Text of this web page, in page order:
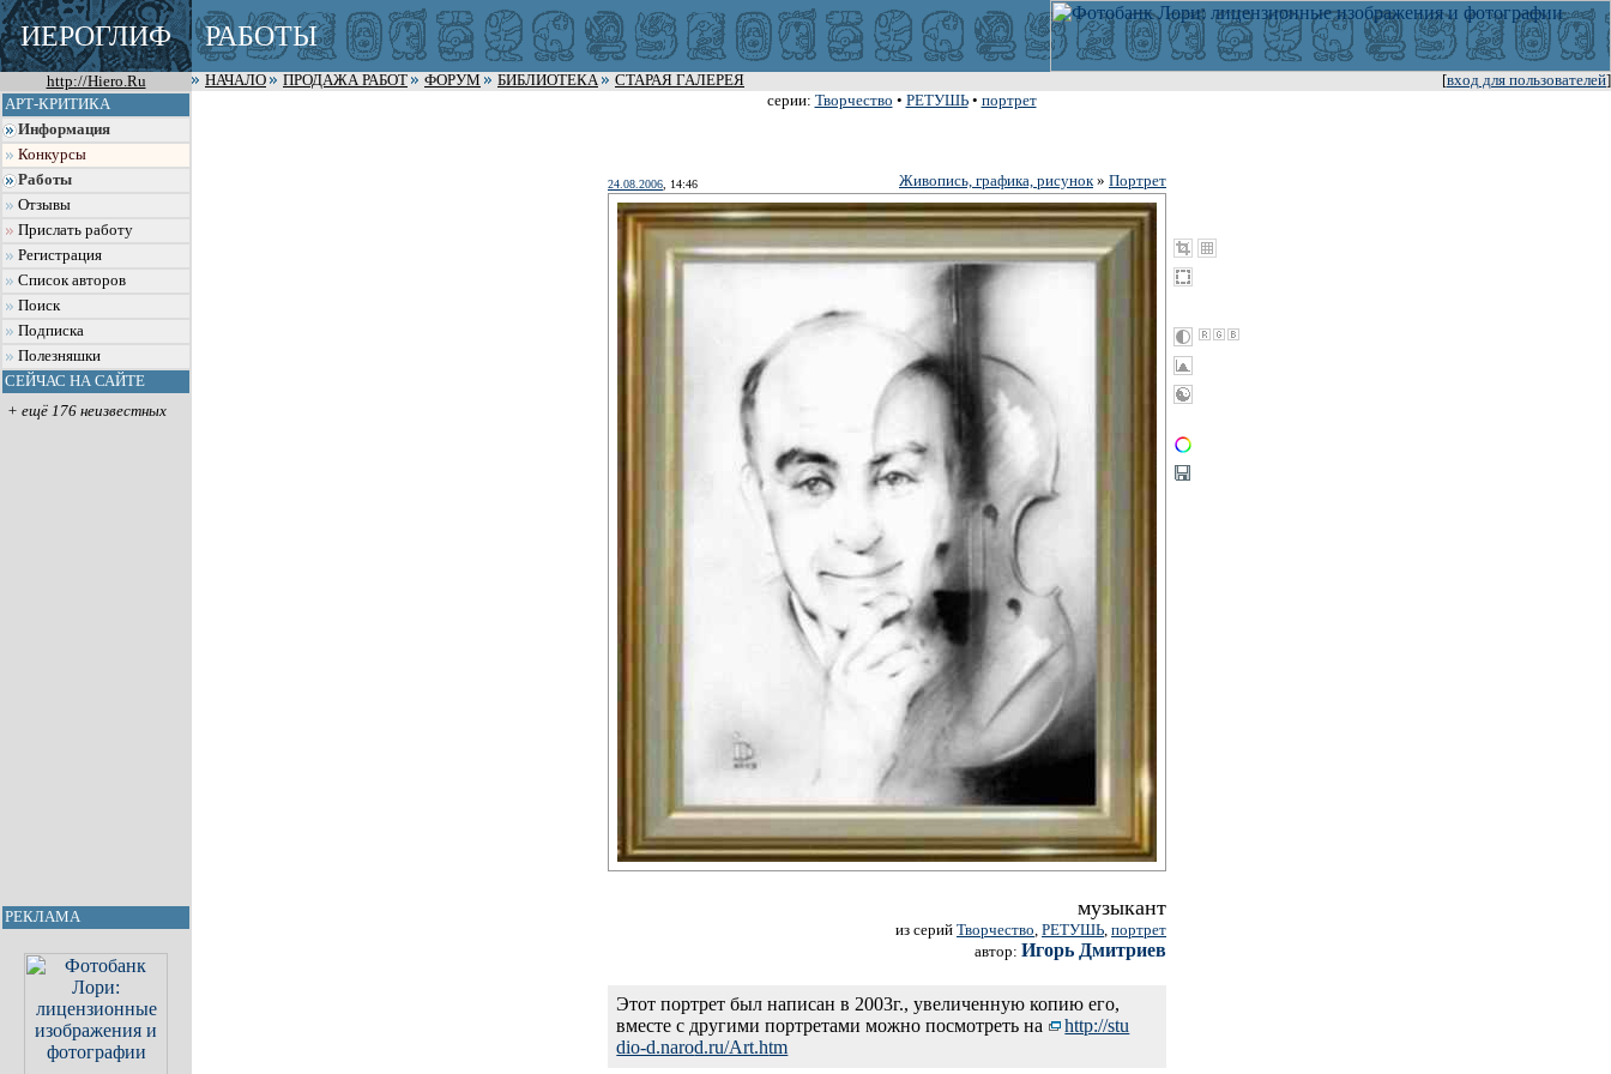
ИЕРОГЛИФ РАБОТЫ
http://Hiero.Ru [вход для пользователей]
НАЧАЛО ПРОДАЖА РАБОТ ФОРУМ БИБЛИОТЕКА
СТАРАЯ ГАЛЕРЕЯ
АРТ-КРИТИКА
Информация
Конкурсы
Работы
Отзывы
Прислать работу
Регистрация
Список авторов
Поиск
Подписка
Полезняшки
СЕЙЧАС НА САЙТЕ
+ ещё 176 неизвестных
РЕКЛАМА
серии: Творчество • РЕТУШЬ• портрет
24.08.2006 , 14:46 Живопись, графика, рисунок» Портрет
музыкант
из серий Творчество, РЕТУШЬ, портрет
автор: Игорь Дмитриев
Этот портрет был написан в 2003г., увеличенную копию его,
вместе с другими портретами можно посмотреть на
http://stu
dio-d.narod.ru/Art.htm